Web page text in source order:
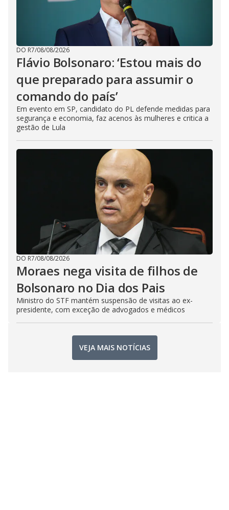
DO R7/08/08/2026
Flávio Bolsonaro: ‘Estou mais do
que preparado para assumir o
comando do país’
Em evento em SP, candidato do PL defende medidas para
segurança e economia, faz acenos às mulheres e critica a
gestão de Lula
DO R7/08/08/2026
Moraes nega visita de filhos de
Bolsonaro no Dia dos Pais
Ministro do STF mantém suspensão de visitas ao ex-
presidente, com exceção de advogados e médicos
VEJA MAIS NOTÍCIAS